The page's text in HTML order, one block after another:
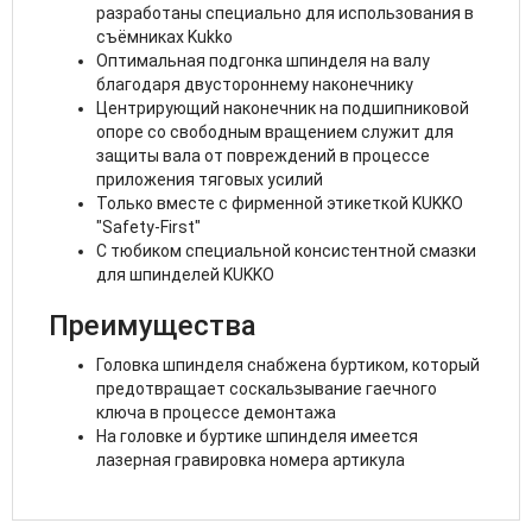
разработаны специально для использования в
съёмниках Kukko
Оптимальная подгонка шпинделя на валу
благодаря двустороннему наконечнику
Центрирующий наконечник на подшипниковой
опоре со свободным вращением служит для
защиты вала от повреждений в процессе
приложения тяговых усилий
Только вместе с фирменной этикеткой KUKKO
"Safety-First"
С тюбиком специальной консистентной смазки
для шпинделей KUKKO
Преимущества
Головка шпинделя снабжена буртиком, который
предотвращает соскальзывание гаечного
ключа в процессе демонтажа
На головке и буртике шпинделя имеется
лазерная гравировка номера артикула